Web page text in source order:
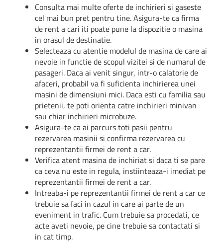
Consulta mai multe oferte de inchirieri si gaseste
cel mai bun pret pentru tine. Asigura-te ca firma
de rent a cari iti poate pune la dispozitie o masina
in orasul de destinatie.
Selecteaza cu atentie modelul de masina de care ai
nevoie in functie de scopul vizitei si de numarul de
pasageri. Daca ai venit singur, intr-o calatorie de
afaceri, probabil va fi suficienta inchirierea unei
masini de dimensiuni mici. Daca esti cu familia sau
prietenii, te poti orienta catre inchirieri minivan
sau chiar inchirieri microbuze.
Asigura-te ca ai parcurs toti pasii pentru
rezervarea masinii si confirma rezervarea cu
reprezentantii firmei de rent a car.
Verifica atent masina de inchiriat si daca ti se pare
ca ceva nu este in regula, instiinteaza-i imediat pe
reprezentantii firmei de rent a car.
Intreaba-i pe reprezentantii firmei de rent a car ce
trebuie sa faci in cazul in care ai parte de un
eveniment in trafic. Cum trebuie sa procedati, ce
acte aveti nevoie, pe cine trebuie sa contactati si
in cat timp.